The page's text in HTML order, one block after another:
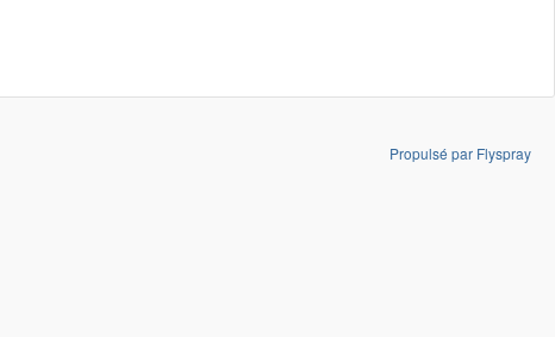
Propulsé par Flyspray